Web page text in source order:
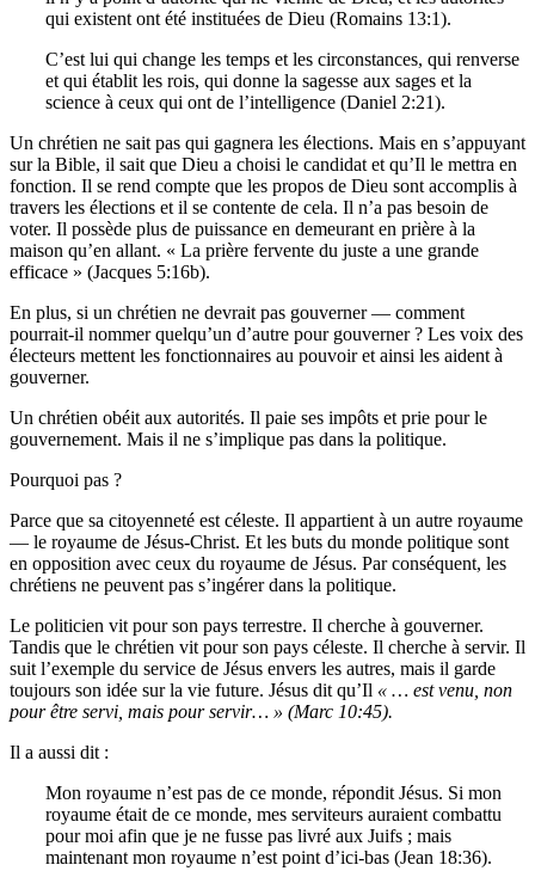
qui existent ont été instituées de Dieu (Romains 13:1).
C’est lui qui change les temps et les circonstances, qui renverse
et qui établit les rois, qui donne la sagesse aux sages et la
science à ceux qui ont de l’intelligence (Daniel 2:21).
Un chrétien ne sait pas qui gagnera les élections. Mais en s’appuyant
sur la Bible, il sait que Dieu a choisi le candidat et qu’Il le mettra en
fonction. Il se rend compte que les propos de Dieu sont accomplis à
travers les élections et il se contente de cela. Il n’a pas besoin de
voter. Il possède plus de puissance en demeurant en prière à la
maison qu’en allant. « La prière fervente du juste a une grande
efficace » (Jacques 5:16b).
En plus, si un chrétien ne devrait pas gouverner — comment
pourrait-il nommer quelqu’un d’autre pour gouverner ? Les voix des
électeurs mettent les fonctionnaires au pouvoir et ainsi les aident à
gouverner.
Un chrétien obéit aux autorités. Il paie ses impôts et prie pour le
gouvernement. Mais il ne s’implique pas dans la politique.
Pourquoi pas ?
Parce que sa citoyenneté est céleste. Il appartient à un autre royaume
— le royaume de Jésus-Christ. Et les buts du monde politique sont
en opposition avec ceux du royaume de Jésus. Par conséquent, les
chrétiens ne peuvent pas s’ingérer dans la politique.
Le politicien vit pour son pays terrestre. Il cherche à gouverner.
Tandis que le chrétien vit pour son pays céleste. Il cherche à servir. Il
suit l’exemple du service de Jésus envers les autres, mais il garde
toujours son idée sur la vie future. Jésus dit qu’Il « … est venu, non
pour être servi, mais pour servir… » (Marc 10:45).
Il a aussi dit :
Mon royaume n’est pas de ce monde, répondit Jésus. Si mon
royaume était de ce monde, mes serviteurs auraient combattu
pour moi afin que je ne fusse pas livré aux Juifs ; mais
maintenant mon royaume n’est point d’ici-bas (Jean 18:36).